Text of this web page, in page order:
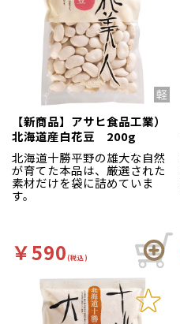
【新商品】アサヒ食品工業）
北海道産白花豆 200g
北海道十勝平野の雄大な自然
が育てた本品は、厳選された
素材だけを袋に詰めていま
す。
￥590(税込)